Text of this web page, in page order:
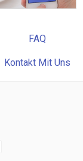
FAQ
Kontakt Mit Uns